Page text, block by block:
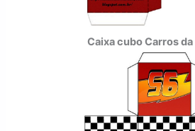
Caixa cubo Carros